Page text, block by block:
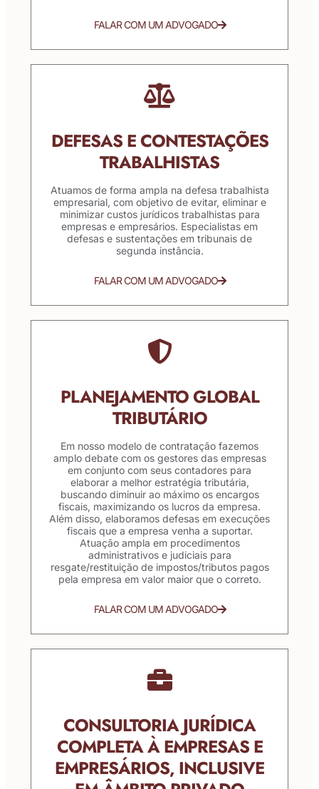
FALAR COM UM ADVOGADO
DEFESAS E CONTESTAÇÕES
TRABALHISTAS
Atuamos de forma ampla na defesa trabalhista
empresarial, com objetivo de evitar, eliminar e
minimizar custos jurídicos trabalhistas para
empresas e empresários. Especialistas em
defesas e sustentações em tribunais de
segunda instância.
FALAR COM UM ADVOGADO
PLANEJAMENTO GLOBAL
TRIBUTÁRIO
Em nosso modelo de contratação fazemos
amplo debate com os gestores das empresas
em conjunto com seus contadores para
elaborar a melhor estratégia tributária,
buscando diminuir ao máximo os encargos
fiscais, maximizando os lucros da empresa.
Além disso, elaboramos defesas em execuções
fiscais que a empresa venha a suportar.
Atuação ampla em procedimentos
administrativos e judiciais para
resgate/restituição de impostos/tributos pagos
pela empresa em valor maior que o correto.
FALAR COM UM ADVOGADO
CONSULTORIA JURÍDICA
COMPLETA À EMPRESAS E
EMPRESÁRIOS, INCLUSIVE